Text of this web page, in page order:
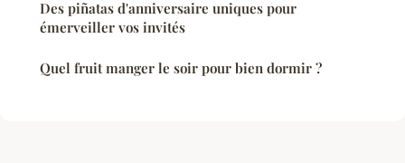
Des piñatas d'anniversaire uniques pour
émerveiller vos invités
Quel fruit manger le soir pour bien dormir ?